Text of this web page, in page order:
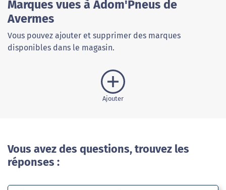
Marques vues à Adom'Pneus de
Avermes
Vous pouvez ajouter et supprimer des marques
disponibles dans le magasin.
Ajouter
Vous avez des questions, trouvez les
réponses :